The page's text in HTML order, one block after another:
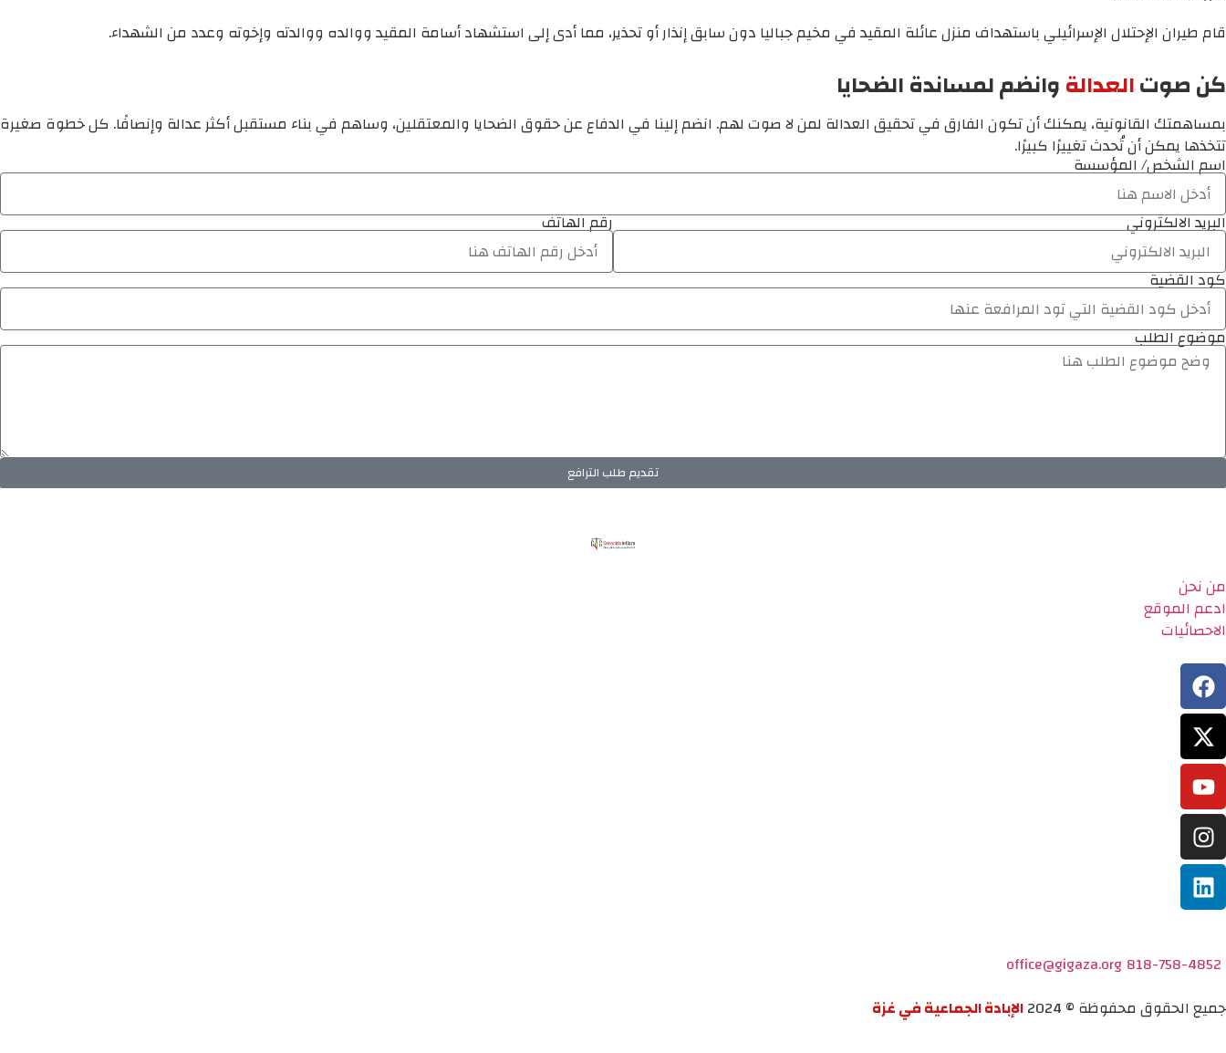
قام طيران الإحتلال الإسرائيلي باستهداف منزل عائلة المقيد في مخيم جباليا دون سابق إنذار أو تحذير، مما أدى إلى استشهاد أسامة المقيد ووالده ووالدته وإخوته وعدد من الشهداء.
كن صوتالعدالةوانضم لمساندة الضحايا
بمساهمتك القانونية، يمكنك أن تكون الفارق في تحقيق العدالة لمن لا صوت لهم. انضم إلينا في الدفاع عن حقوق الضحايا والمعتقلين، وساهم في بناء مستقبل أكثر عدالة وإنصافًا. كل خطوة صغيرة
تتخذها يمكن أن تُحدث تغييرًا كبيرًا.
اسم الشخص/ المؤسسة
البريد الالكتروني رقم الهاتف
كود القضية
موضوع الطلب
تقديم طلب الترافع
من نحن
ادعم الموقع
الاحصائيات
818-758-4852
office@gigaza.org
جميع الحقوق محفوظة © 2024
الإبادة الجماعية في غزة